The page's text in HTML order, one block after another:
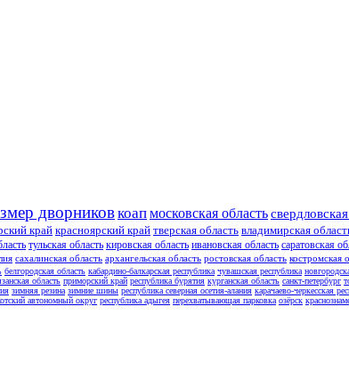
дворниковкоапмосковская область
край красноярский край тверская область владимирская
тульская область кировская область ивановская область саратовская
сахалинская область архангельская область ростовская область костромская
белгородская область кабардино-балкарская республика чувашская республика
область приморский край республика бурятия курганская область санкт-петербург
зимняя резина зимние шины республика северная осетия-алания карачаево-черкесская
автономный округ республика адыгея перехватывающая парковка озёрск